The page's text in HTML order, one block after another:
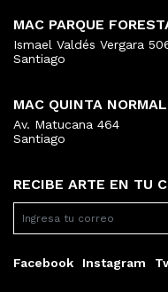
RECIBE ARTE EN TU
Facebook Instagram
MAC PARQUE
Ismael Valdés Vergara
Santiago
MAC QUINTA NORMAL
Av. Matucana 464
Santiago